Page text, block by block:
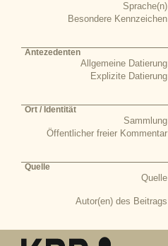
Sprache(n)
Besondere Kennzeichen
Antezedenten
Allgemeine Datierung
Explizite Datierung
Ort / Identität
Sammlung
Öffentlicher freier Kommentar
Quelle
Quelle
Autor(en) des Beitrags